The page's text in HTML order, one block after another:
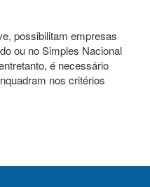
possibilitam empresas
ou no Simples Nacional
é necessário
nos critérios